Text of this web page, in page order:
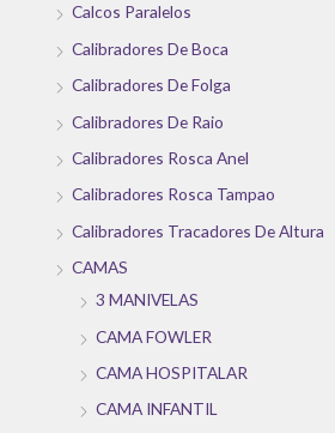
Calcos Paralelos
Calibradores De Boca
Calibradores De Folga
Calibradores De Raio
Calibradores Rosca Anel
Calibradores Rosca Tampao
Calibradores Tracadores De Altura
CAMAS
3 MANIVELAS
CAMA FOWLER
CAMA HOSPITALAR
CAMA INFANTIL